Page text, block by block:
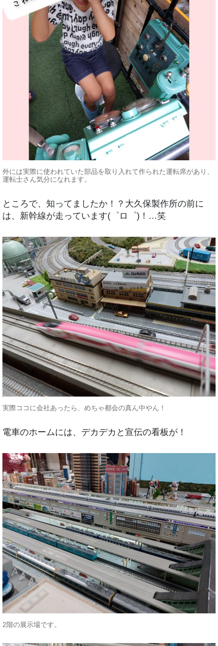
外には実際に使われていた部品を取り入れて作られた運転席があり、
運転士さん気分になれます。
ところで、知ってましたか！？大久保製作所の前に
は、新幹線が走っています(゜ロ゜)！…笑
実際ココに会社あったら、めちゃ都会の真ん中やん！
電車のホームには、デカデカと宣伝の看板が！
2階の展示場です。